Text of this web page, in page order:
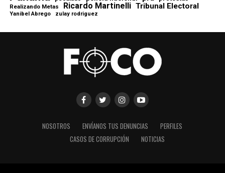
Realizando Metas Ricardo Martinelli Tribunal Electoral
Yanibel Abrego zulay rodriguez
NOSOTROS ENVÍANOS TUS DENUNCIAS
PERFILES
CASOS DE CORRUPCIÓN
NOTICIAS